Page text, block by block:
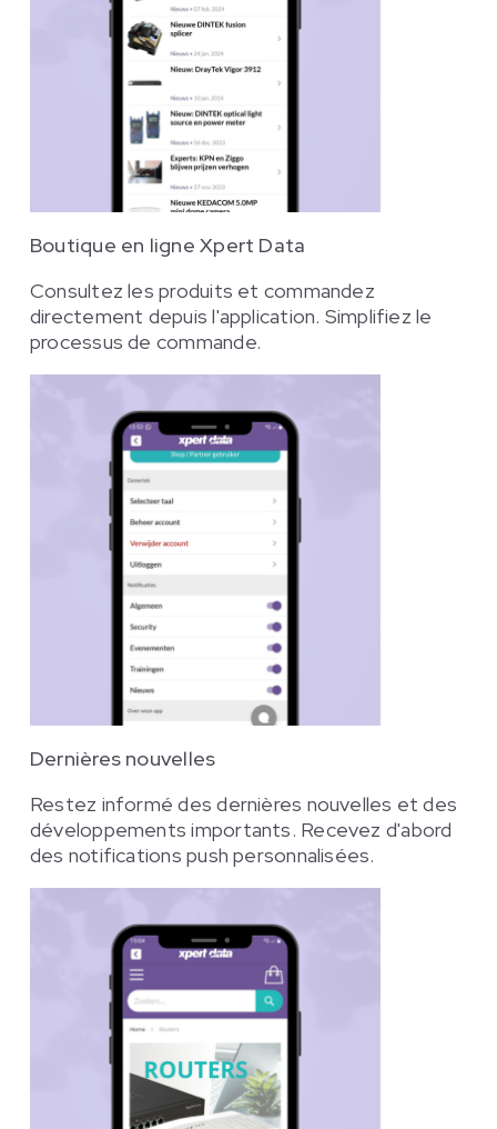
Boutique en ligne Xpert Data
Consultez les produits et commandez
directement depuis l'application. Simplifiez le
processus de commande.
Dernières nouvelles
Restez informé des dernières nouvelles et des
développements importants. Recevez d'abord
des notifications push personnalisées.